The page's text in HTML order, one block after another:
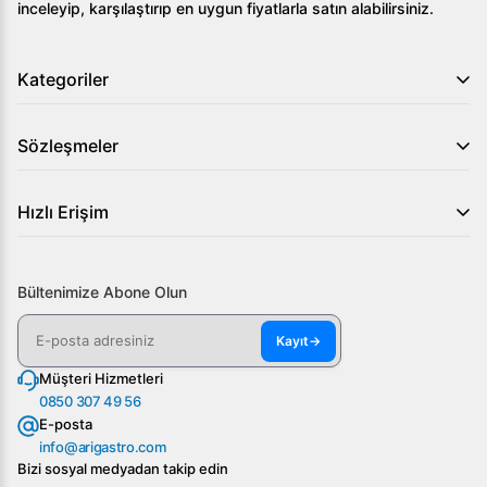
mutfağınıza profesyonel bir dokunuş katmak için ideal bir
avantajlarından faydalanmak için hemen şimdi Arıgastro
inceleyip, karşılaştırıp en uygun fiyatlarla satın alabilirsiniz.
Kategoriler
Sözleşmeler
Hızlı Erişim
Bültenimize Abone Olun
Kayıt→
Müşteri Hizmetleri
0850 307 49 56
E-posta
info@arigastro.com
Bizi sosyal medyadan takip edin